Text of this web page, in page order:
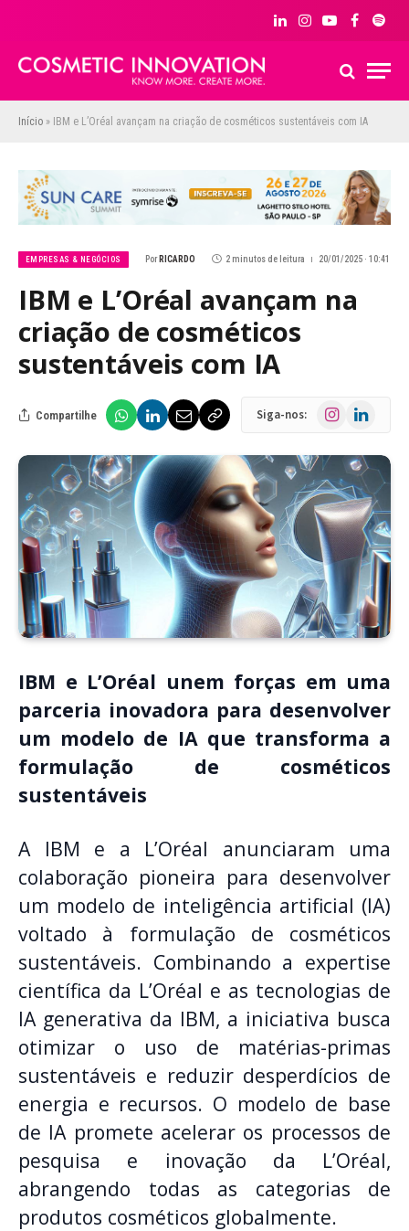
LinkedInInstagram
YouTubeFacebook
Início » IBM e L’Oréal avançam na criação de cosméticos sustentáveis com IA
EMPRESAS & NEGÓCIOS Por RICARDO 2 minutos de leitura 20/01/2025 · 10:41
IBM e L’Oréal avançam na
criação de cosméticos
sustentáveis com IA
Compartilhe Siga-nos: InstagramLinkedIn
IBM e L’Oréal unem forças em uma
parceria inovadora para desenvolver
um modelo de IA que transforma a
formulação de cosméticos
sustentáveis
A IBM e a L’Oréal anunciaram uma
colaboração pioneira para desenvolver
um modelo de inteligência artificial (IA)
voltado à formulação de cosméticos
sustentáveis. Combinando a expertise
científica da L’Oréal e as tecnologias de
IA generativa da IBM, a iniciativa busca
otimizar o uso de matérias-primas
sustentáveis e reduzir desperdícios de
energia e recursos. O modelo de base
de IA promete acelerar os processos de
pesquisa e inovação da L’Oréal,
abrangendo todas as categorias de
produtos cosméticos globalmente.